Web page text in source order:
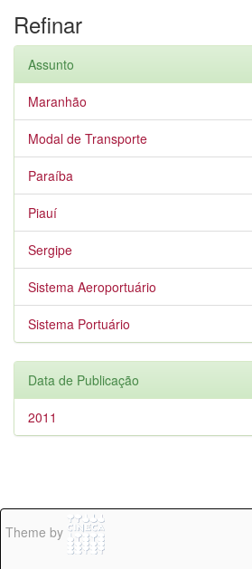
Refinar
Assunto
Maranhão
Modal de Transporte
Paraíba
Piauí
Sergipe
Sistema Aeroportuário
Sistema Portuário
Data de Publicação
2011
Theme by